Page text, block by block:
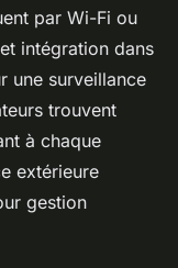
par Wi-Fi ou
intégration dans
une surveillance
trouvent
à chaque
extérieure
gestion